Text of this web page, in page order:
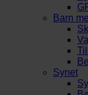
Barn
Synet